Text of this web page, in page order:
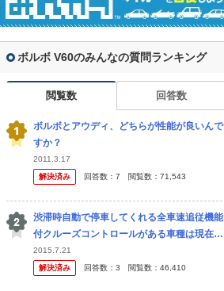
ボルボ V60のみんなの質問ランキング
閲覧数 回答数
ボルボとアウディ、どちらが性能が良いんで
すか？
2011.3.17
解決済み
回答数： 7 閲覧数： 71,543
渋滞時自動で停車してくれる全車速追従機能
付クルーズコントロールがある車種は現在何
があるでしょうか？ 本体価格700万円以下、
オプション設定可でお願いします。 ・アイサ
2015.7.21
解決済み
回答数： 3 閲覧数： 46,410